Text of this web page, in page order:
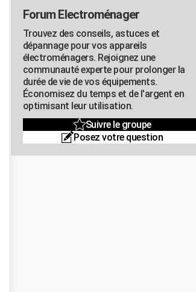
Forum Electroménager
Trouvez des conseils, astuces et
dépannage pour vos appareils
électroménagers. Rejoignez une
communauté experte pour prolonger la
durée de vie de vos équipements.
Économisez du temps et de l'argent en
optimisant leur utilisation.
Suivre le groupe
Posez votre question